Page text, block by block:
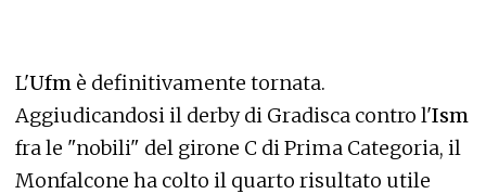
L'Ufm è definitivamente tornata.
Aggiudicandosi il derby di Gradisca contro l'Ism
fra le "nobili" del girone C di Prima Categoria, il
Monfalcone ha colto il quarto risultato utile